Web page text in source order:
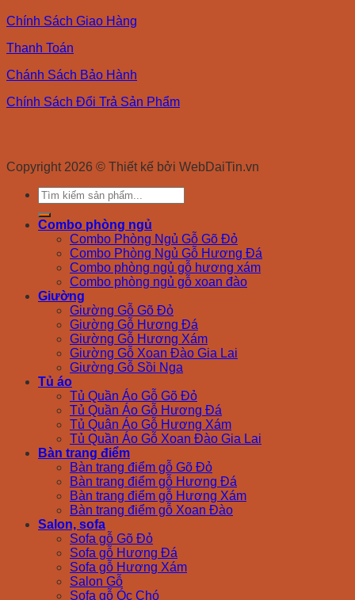
Chính Sách Giao Hàng
Thanh Toán
Chánh Sách Bảo Hành
Chính Sách Đổi Trả Sản Phẩm
Copyright 2026 © Thiết kế bởi WebDaiTin.vn
Search
for:
Combo phòng ngủ
Combo Phòng Ngủ Gỗ Gõ Đỏ
Combo Phòng Ngủ Gỗ Hương Đá
Combo phòng ngủ gỗ hương xám
Combo phòng ngủ gỗ xoan đào
Giường
Giường Gỗ Gõ Đỏ
Giường Gỗ Hương Đá
Giường Gỗ Hương Xám
Giường Gỗ Xoan Đào Gia Lai
Giường Gỗ Sồi Nga
Tủ áo
Tủ Quần Áo Gỗ Gõ Đỏ
Tủ Quần Áo Gỗ Hương Đá
Tủ Quân Áo Gỗ Hương Xám
Tủ Quần Áo Gỗ Xoan Đào Gia Lai
Bàn trang điểm
Bàn trang điểm gỗ Gõ Đỏ
Bàn trang điểm gỗ Hương Đá
Bàn trang điểm gỗ Hương Xám
Bàn trang điểm gỗ Xoan Đào
Salon, sofa
Sofa gỗ Gõ Đỏ
Sofa gỗ Hương Đá
Sofa gỗ Hương Xám
Salon Gỗ
Sofa gỗ Óc Chó